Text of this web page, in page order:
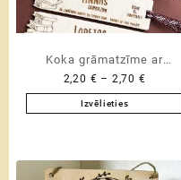
Koka grāmatzīme ar
personalizētu gravējumu
skolotājai | audzinātājai |
2,20 € – 2,70 €
range:
2,20 €
Izvēlieties
has